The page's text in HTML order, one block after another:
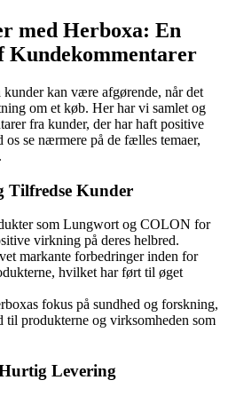
med Herboxa: En
Kundekommentarer
kan være afgørende, når det
om et køb. Her har vi samlet og
fra kunder, der har haft positive
se nærmere på de fælles temaer,
Tilfredse Kunder
som Lungwort og COLON for
virkning på deres helbred.
markante forbedringer inden for
hvilket har ført til øget
fokus på sundhed og forskning,
produkterne og virksomheden som
Levering